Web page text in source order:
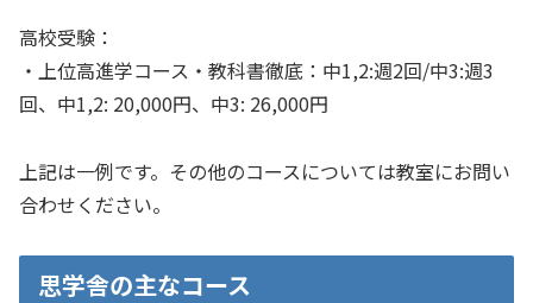
高校受験：
・上位高進学コース・教科書徹底：中1,2:週2回/中3:週3
回、中1,2: 20,000円、中3: 26,000円
上記は一例です。その他のコースについては教室にお問い
合わせください。
思学舎の主なコース